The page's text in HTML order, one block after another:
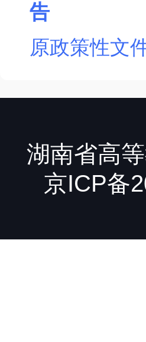
告
原政策性文
湖南省高
京ICP备